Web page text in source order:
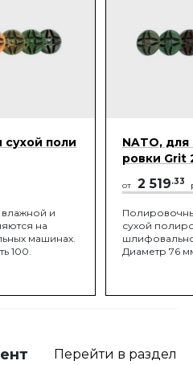
сухой поли
и
на
машинах.
100.
NATO,
ровки Grit
от 2 519.33
сухой
Диаметр 76
Перейти в раздел